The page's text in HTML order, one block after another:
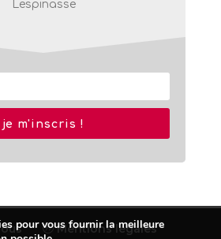
Lespinasse
je m'inscris !
Mentions légales
pour vous fournir la meilleure